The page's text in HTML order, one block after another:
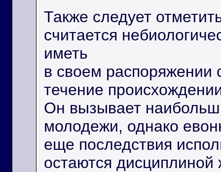
Также следует
считается
иметь
в своем распоряжении
течение
Он вызывает
молодежи, однако
еще последствия
остаются дисциплиной